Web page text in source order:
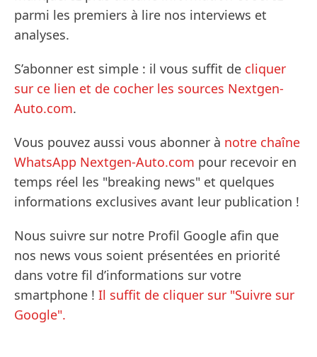
parmi les premiers à lire nos interviews et
analyses.
S’abonner est simple : il vous suffit de cliquer
sur ce lien et de cocher les sources Nextgen-
Auto.com.
Vous pouvez aussi vous abonner à notre chaîne
WhatsApp Nextgen-Auto.com pour recevoir en
temps réel les "breaking news" et quelques
informations exclusives avant leur publication !
Nous suivre sur notre Profil Google afin que
nos news vous soient présentées en priorité
dans votre fil d’informations sur votre
smartphone ! Il suffit de cliquer sur "Suivre sur
Google".